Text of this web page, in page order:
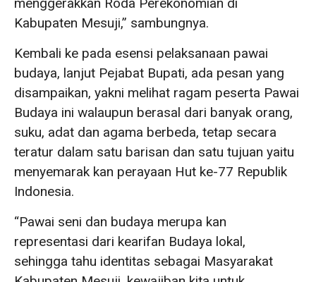
Kabupaten Mesuji,” sambungnya.
Kembali ke pada esensi pelaksanaan pawai
budaya, lanjut Pejabat Bupati, ada pesan yang
disampaikan, yakni melihat ragam peserta Pawai
Budaya ini walaupun berasal dari banyak orang,
suku, adat dan agama berbeda, tetap secara
teratur dalam satu barisan dan satu tujuan yaitu
menyemarak kan perayaan Hut ke-77 Republik
Indonesia.
“Pawai seni dan budaya merupa kan
representasi dari kearifan Budaya lokal,
sehingga tahu identitas sebagai Masyarakat